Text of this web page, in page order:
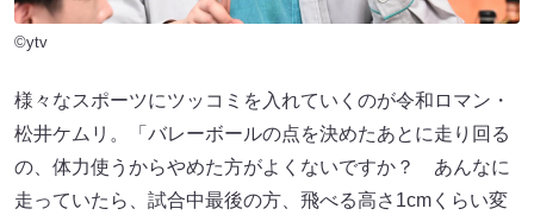
©ytv
様々なスポーツにツッコミを入れていくのが令和ロマン・
松井ケムリ。「バレーボールの点を決めたあとに走り回る
の、体力使うからやめた方がよくないですか？ あんなに
走っていたら、試合中最後の方、飛べる高さ1cmくらい変